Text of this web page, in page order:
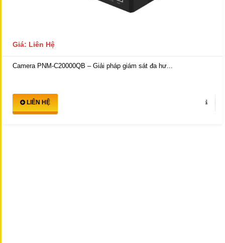
Giá: Liên Hệ
Camera PNM-C20000QB – Giải pháp giám sát đa hư...
LIÊN HỆ